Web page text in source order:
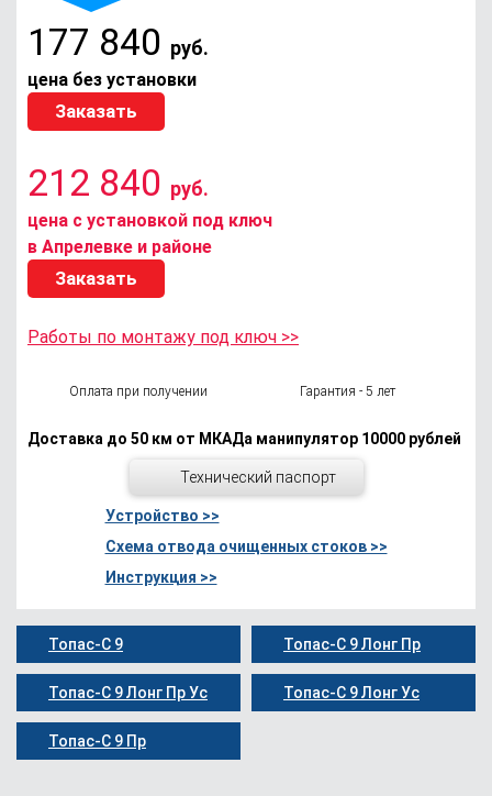
177 840 руб.
цена без установки
Заказать
212 840 руб.
цена с установкой под ключ
в Апрелевке и районе
Заказать
Работы по монтажу под ключ >>
Оплата при получении Гарантия - 5 лет
Доставка до 50 км от МКАДа манипулятор 10000 рублей
Технический паспорт
Устройство >>
Схема отвода очищенных стоков >>
Инструкция >>
Топас-С 9 Топас-С 9 Лонг Пр
Топас-С 9 Лонг Пр Ус Топас-С 9 Лонг Ус
Топас-С 9 Пр